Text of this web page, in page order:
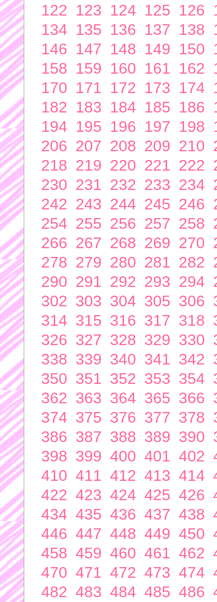
122 123 124 125 126
134 135 136 137 138
146 147 148 149 150
158 159 160 161 162
170 171 172 173 174
182 183 184 185 186
194 195 196 197 198
206 207 208 209 210
218 219 220 221 222
230 231 232 233 234
242 243 244 245 246
254 255 256 257 258
266 267 268 269 270
278 279 280 281 282
290 291 292 293 294
302 303 304 305 306
314 315 316 317 318
326 327 328 329 330
338 339 340 341 342
350 351 352 353 354
362 363 364 365 366
374 375 376 377 378
386 387 388 389 390
398 399 400 401 402
410 411 412 413 414
422 423 424 425 426
434 435 436 437 438
446 447 448 449 450
458 459 460 461 462
470 471 472 473 474
482 483 484 485 486